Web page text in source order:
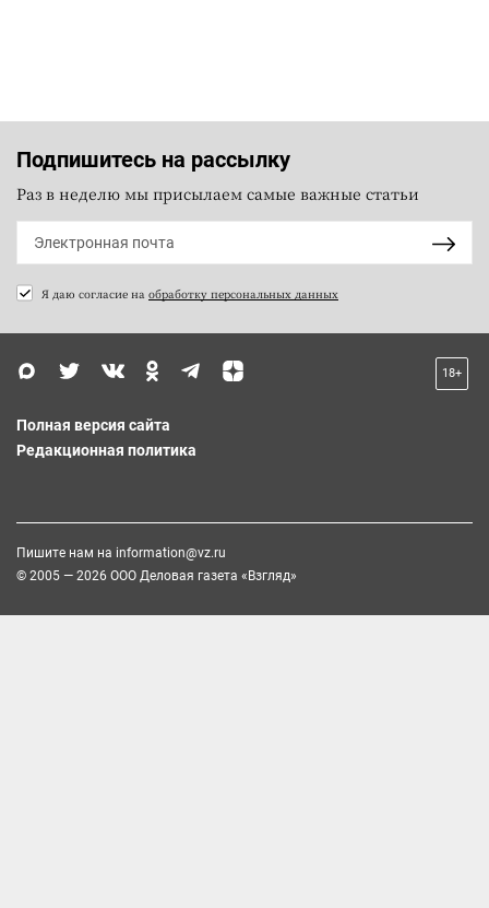
Подпишитесь на рассылку
Раз в неделю мы присылаем самые важные статьи
Я даю согласие на обработку персональных данных
18+
Полная версия сайта
Редакционная политика
Пишите нам на information@vz.ru
© 2005 — 2026 ООО Деловая газета «Взгляд»